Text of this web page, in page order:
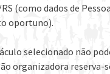
(como dados de
oportuno).
selecionado não
organizadora reserva-